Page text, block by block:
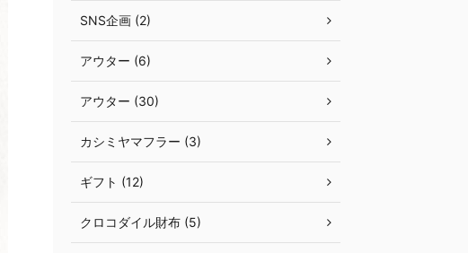
SNS企画 (2)
アウター (6)
アウター (30)
カシミヤマフラー (3)
ギフト (12)
クロコダイル財布 (5)